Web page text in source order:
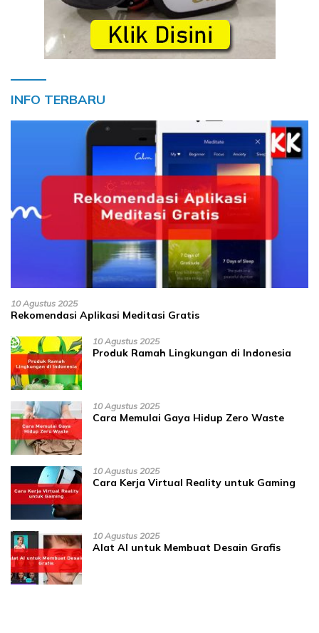
INFO TERBARU
10 Agustus 2025
Rekomendasi Aplikasi Meditasi Gratis
10 Agustus 2025
Produk Ramah Lingkungan di Indonesia
10 Agustus 2025
Cara Memulai Gaya Hidup Zero Waste
10 Agustus 2025
Cara Kerja Virtual Reality untuk Gaming
10 Agustus 2025
Alat AI untuk Membuat Desain Grafis